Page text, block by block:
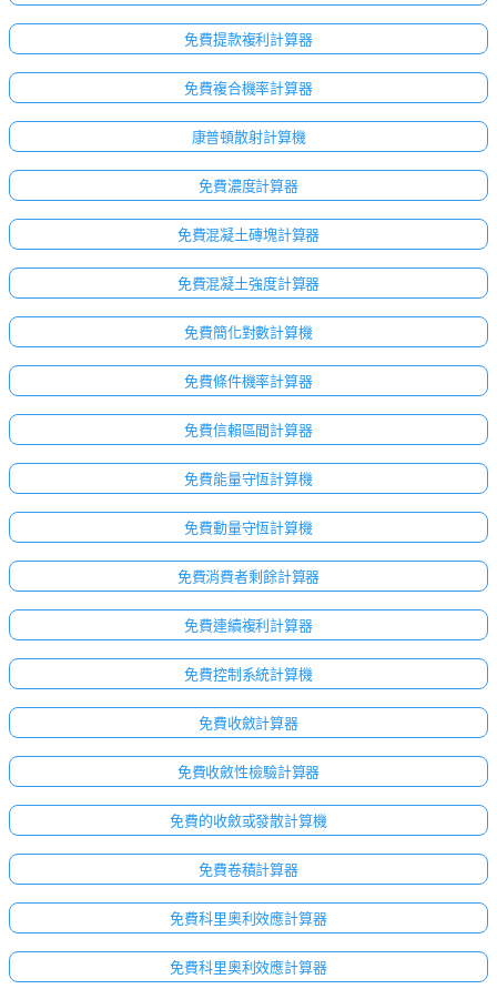
免費提款複利計算器
免費複合機率計算器
康普頓散射計算機
免費濃度計算器
免費混凝土磚塊計算器
免費混凝土強度計算器
免費簡化對數計算機
免費條件機率計算器
免費信賴區間計算器
免費能量守恆計算機
免費動量守恆計算機
免費消費者剩餘計算器
免費連續複利計算器
免費控制系統計算機
免費收斂計算器
免費收斂性檢驗計算器
免費的收斂或發散計算機
免費卷積計算器
免費科里奧利效應計算器
免費科里奧利效應計算器